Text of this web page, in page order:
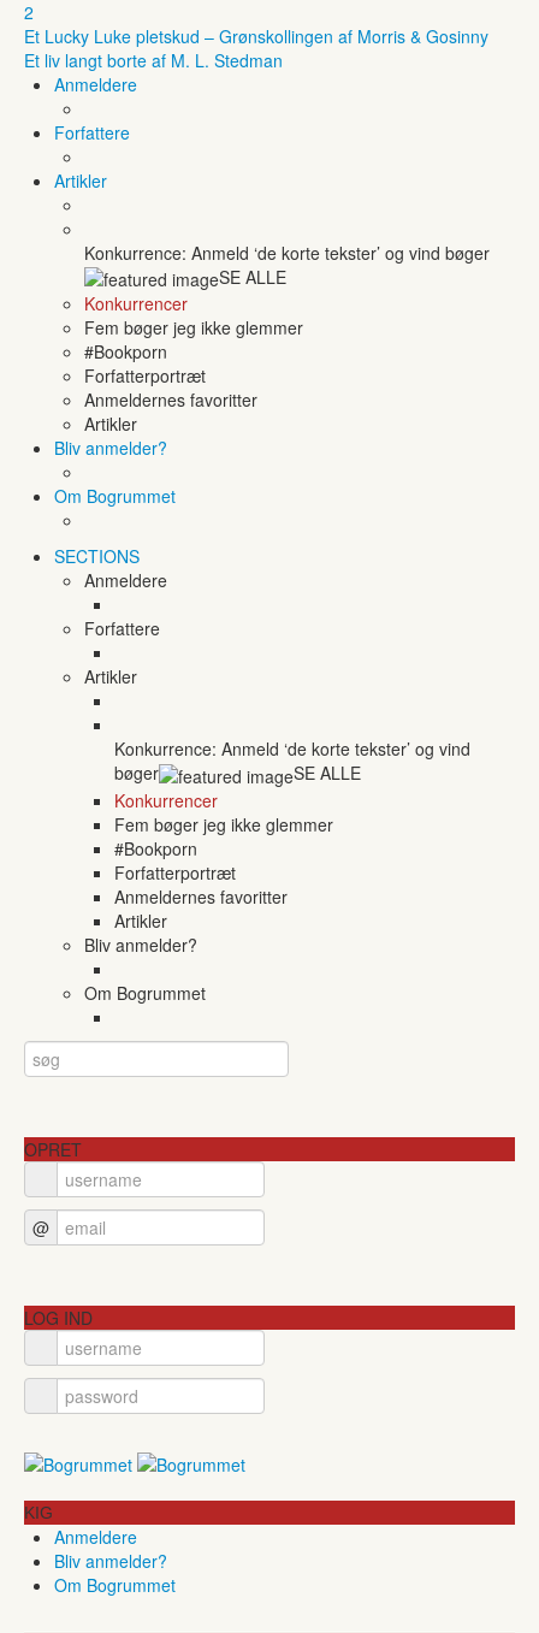
2
Et Lucky Luke pletskud – Grønskollingen af Morris & Gosinny
Et liv langt borte af M. L. Stedman
Anmeldere
Forfattere
Artikler
Konkurrence: Anmeld ‘de korte tekster’ og vind bøger
SE ALLE
Konkurrencer
Fem bøger jeg ikke glemmer
#Bookporn
Forfatterportræt
Anmeldernes favoritter
Artikler
Bliv anmelder?
Om Bogrummet
SECTIONS
Anmeldere
Forfattere
Artikler
Konkurrence: Anmeld ‘de korte tekster’ og vind
bøger
SE ALLE
Konkurrencer
Fem bøger jeg ikke glemmer
#Bookporn
Forfatterportræt
Anmeldernes favoritter
Artikler
Bliv anmelder?
Om Bogrummet
OPRET
@
LOG IND
KIG
Anmeldere
Bliv anmelder?
Om Bogrummet